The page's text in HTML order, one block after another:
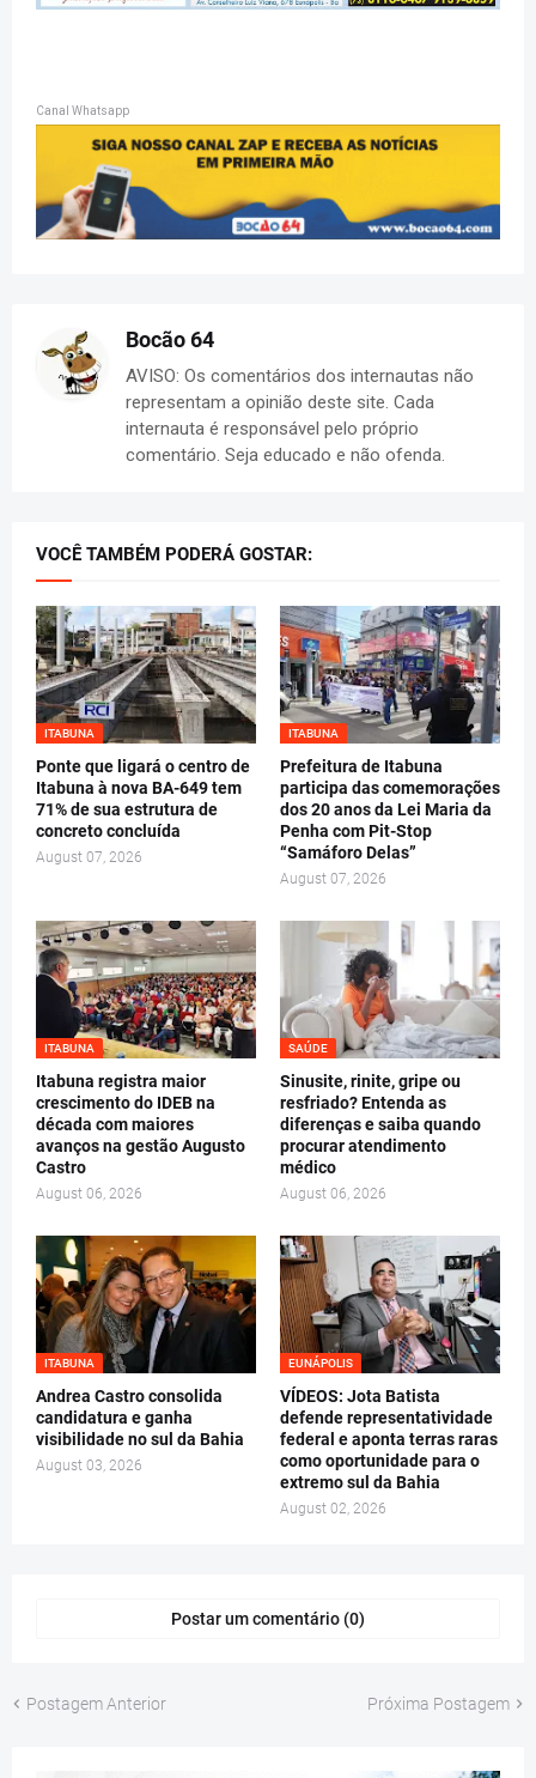
Canal Whatsapp
Bocão 64
AVISO: Os comentários dos internautas não
representam a opinião deste site. Cada
internauta é responsável pelo próprio
comentário. Seja educado e não ofenda.
VOCÊ TAMBÉM PODERÁ GOSTAR:
ITABUNA
Ponte que ligará o centro de
Itabuna à nova BA-649 tem
71% de sua estrutura de
concreto concluída
August 07, 2026
ITABUNA
Prefeitura de Itabuna
participa das comemorações
dos 20 anos da Lei Maria da
Penha com Pit-Stop
“Samáforo Delas”
August 07, 2026
ITABUNA
Itabuna registra maior
crescimento do IDEB na
década com maiores
avanços na gestão Augusto
Castro
August 06, 2026
SAÚDE
Sinusite, rinite, gripe ou
resfriado? Entenda as
diferenças e saiba quando
procurar atendimento
médico
August 06, 2026
ITABUNA
Andrea Castro consolida
candidatura e ganha
visibilidade no sul da Bahia
August 03, 2026
EUNÁPOLIS
VÍDEOS: Jota Batista
defende representatividade
federal e aponta terras raras
como oportunidade para o
extremo sul da Bahia
August 02, 2026
Postar um comentário (0)
Postagem Anterior Próxima Postagem